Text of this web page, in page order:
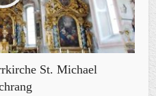
St. Michael